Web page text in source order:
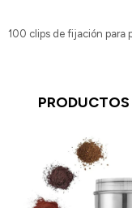
100 clips de fijación para
PRODUCTOS